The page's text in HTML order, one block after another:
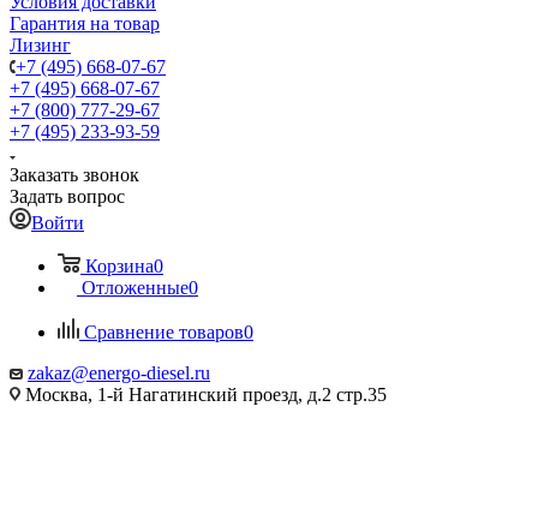
Гарантия на товар
Лизинг
+7 (495) 668-07-67
+7 (495) 668-07-67
+7 (800) 777-29-67
+7 (495) 233-93-59
Заказать звонок
Задать вопрос
Войти
Корзина0
Отложенные0
Сравнение товаров0
zakaz@energo-diesel.ru
Москва, 1-й Нагатинский проезд, д.2 стр.35